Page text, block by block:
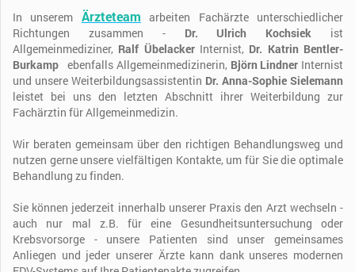
In unserem Ärzteteam arbeiten Fachärzte unterschiedlicher
Richtungen zusammen - Dr. Ulrich Kochsiek ist
Allgemeinmediziner, Ralf ÜbelackerInternist, Dr. Katrin Bentler-
Burkamp ebenfalls Allgemeinmedizinerin, Björn Lindner Internist
und unsere Weiterbildungsassistentin Dr. Anna-Sophie Sielemann
leistet bei uns den letzten Abschnitt ihrer Weiterbildung zur
Fachärztin für Allgemeinmedizin.
Wir beraten gemeinsam über den richtigen Behandlungsweg und
nutzen gerne unsere vielfältigen Kontakte, um für Sie die optimale
Behandlung zu finden.
Sie können jederzeit innerhalb unserer Praxis den Arzt wechseln -
auch nur mal z.B. für eine Gesundheitsuntersuchung oder
Krebsvorsorge - unsere Patienten sind unser gemeinsames
Anliegen und jeder unserer Ärzte kann dank unseres modernen